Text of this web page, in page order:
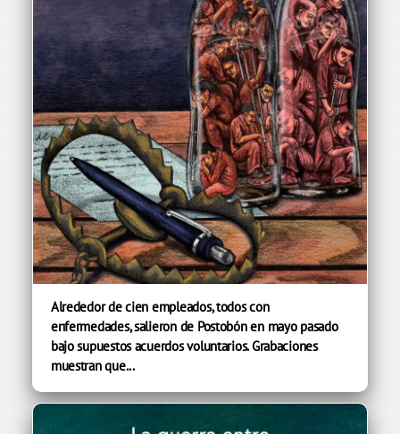
Alrededor de cien empleados, todos con
enfermedades, salieron de Postobón en mayo pasado
bajo supuestos acuerdos voluntarios. Grabaciones
muestran que...